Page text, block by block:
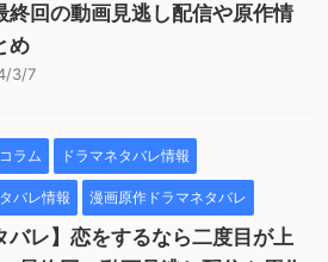
終回の動画見逃し配信や原作情
め
3/7
ラム ドラマネタバレ情報
バレ情報 漫画原作ドラマネタバレ
バレ】恋をするなら二度目が上